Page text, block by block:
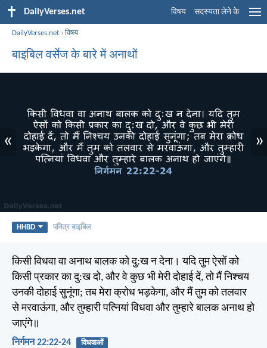
DailyVerses.net विषय सदस्यता लेने के
DailyVerses.net ›विषय
बाइबिल वर्सेज के बारे में अनाथों
« »
HHBD पवित्र बाइबिल
किसी विधवा वा अनाथ बालक को दु:ख न देना। यदि तुम ऐसों को
किसी प्रकार का दु:ख दो, और वे कुछ भी मेरी दोहाई दें, तो मैं निश्चय
उनकी दोहाई सुनूंगा; तब मेरा क्रोध भड़केगा, और मैं तुम को तलवार
से मरवाऊंगा, और तुम्हारी पत्नियां विधवा और तुम्हारे बालक अनाथ हो
जाएंगे॥
निर्गमन 22:22-24 विधवाओं